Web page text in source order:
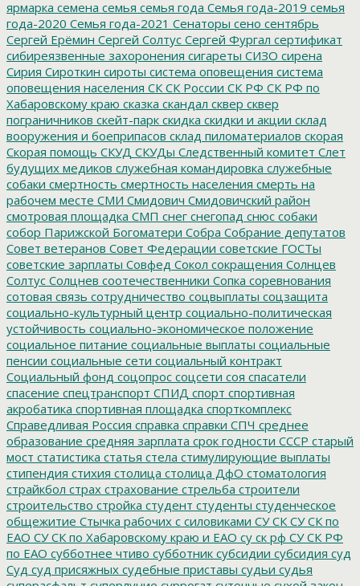
ярмарка семена семья семья года Семья года-2019 семья
года-2020 Семья года-2021 Сенаторы сено сентябрь
Сергей Ерёмин Сергей Солтус Сергей Фургал сертификат
сибиреязвенные захоронения сигареты СИЗО сирена
Сирия Сироткин сироты система оповещения система
оповещения населения СК СК России СК РФ СК РФ по
Хабаровскому краю сказка скандал сквер сквер
пограничников скейт-парк скидка скидки и акции склад
вооружения и боеприпасов склад пиломатериалов скорая
Скорая помощь СКУД СКУДы Следственный комитет Слет
будущих медиков служебная командировка служебные
собаки смертность смертность населения смерть на
рабочем месте СМИ Смидович Смидовичский район
смотровая площадка СМП снег снегопад снюс собаки
собор Парижской Богоматери Собра Собрание депутатов
Совет ветеранов Совет Федерации советские ГОСТы
советские зарплаты Совфед Сокол сокращения Солнцев
Солтус Солцнев соотечественники Сопка соревнования
сотовая связь сотрудничество соцвыплаты соцзащита
социально-культурный центр социально-политическая
устойчивость социально-экономическое положение
социальное питание социальные выплаты социальные
пенсии социальные сети социальный контракт
Социальный фонд соцопрос соцсети соя спасатели
спасение спецтранспорт СПИД спорт спортивная
акробатика спортивная площадка спорткомплекс
Справедливая Россия справка справки СПЧ среднее
образование средняя зарплата срок годности СССР старый
мост статистика статья стела стимулирующие выплаты
стипендия стихия столица столица ДфО стоматология
страйкбол страх страхование стрельба строители
строительство стройка студент студенты студенческое
общежитие Стычка рабочих с силовиками СУ СК СУ СК по
ЕАО СУ СК по Хабаровскому краю и ЕАО су ск рф СУ СК РФ
по ЕАО субботнее чтиво субботник субсидии субсидия суд
Суд суд присяжных судебные приставы судьи судья